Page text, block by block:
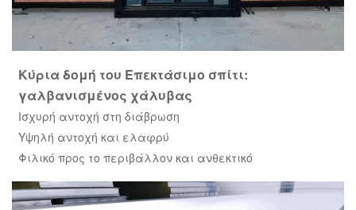
Κύρια δομή του Επεκτάσιμο σπίτι:
γαλβανισμένος χάλυβας
Ισχυρή αντοχή στη διάβρωση
Υψηλή αντοχή και ελαφρύ
Φιλικό προς το περιβάλλον και ανθεκτικό